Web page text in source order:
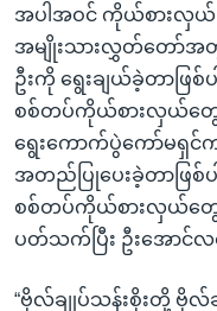
အပါအဝင် ကိုယ်စားလှယ်
အမျိုးသားလွှတ်တော်အ
ဦးကို ရွေးချယ်ခဲ့တာဖြ
စစ်တပ်ကိုယ်စားလှယ်တွေ
ရွေးကောက်ပွဲကော်မရှင်
အတည်ပြုပေးခဲ့တာဖြစ်
စစ်တပ်ကိုယ်စားလှယ်တွေ
ပတ်သက်ပြီး ဦးအောင်လ
“ဗိုလ်ချုပ်သန်းစိုးတို့ ဗို